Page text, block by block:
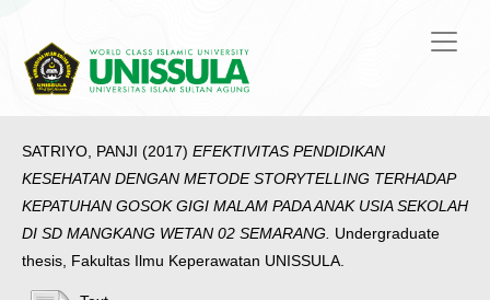
SATRIYO, PANJI (2017) EFEKTIVITAS PENDIDIKAN
KESEHATAN DENGAN METODE STORYTELLING TERHADAP
KEPATUHAN GOSOK GIGI MALAM PADA ANAK USIA SEKOLAH
DI SD MANGKANG WETAN 02 SEMARANG. Undergraduate
thesis, Fakultas Ilmu Keperawatan UNISSULA.